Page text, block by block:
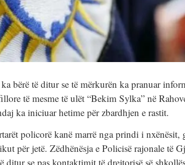
bërë të ditur se të mërkurën ka pranuar
të mesme të ulët “Bekim Sylka” në
ka iniciuar hetime për zbardhjen e rastit.
policorë kanë marrë nga prindi i
për jetë. Zëdhënësja e Policisë rajonale të
ditur se pas kontaktimit të drejtorisë së